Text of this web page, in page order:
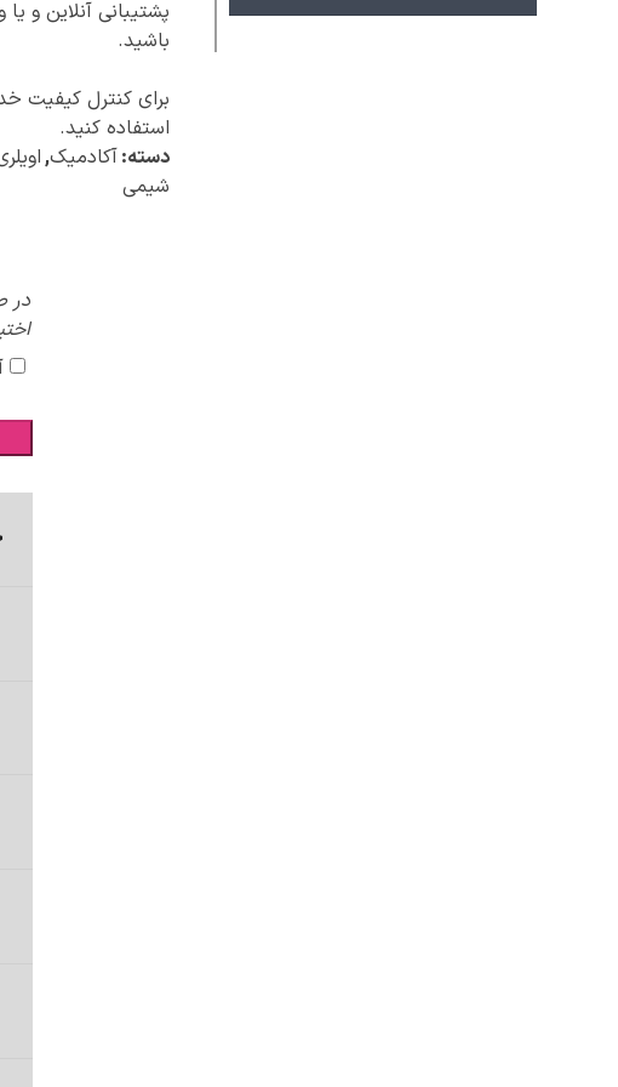
پشتیبانی آنلاین و
باشید.
برای کنترل کیفیت
استفاده کنید.
دسته:آکادمیک,
شیمی
در